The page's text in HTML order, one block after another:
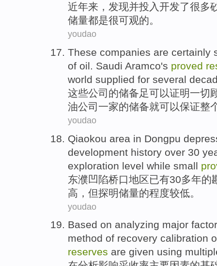
近年来， 发现并投入开发了很多
储量都是很可观的。
youdao
These companies are certainly
of oil. Saudi Aramco's proved
world supplied for several
这些公司 的储备足可以证明一切
油公司一家的储备就可以保证整
youdao
Qiaokou area in Dongpu
development history over 30
exploration level while small
东濮凹陷桥口地区已有30多年的
高 ， 但探明储量的程度较低。
youdao
Based on analyzing major
method of recovery calibration
reserves are given using